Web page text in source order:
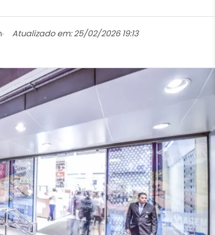
Atualizado em: 25/02/2026 19:13